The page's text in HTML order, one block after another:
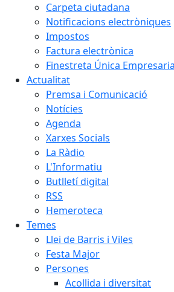
Carpeta ciutadana
Notificacions electròniques
Impostos
Factura electrònica
Finestreta Única
Actualitat
Premsa i Comunicació
Notícies
Agenda
Xarxes Socials
La Ràdio
L'Informatiu
Butlletí digital
RSS
Hemeroteca
Temes
Llei de Barris i Viles
Festa Major
Persones
Acollida i diversitat